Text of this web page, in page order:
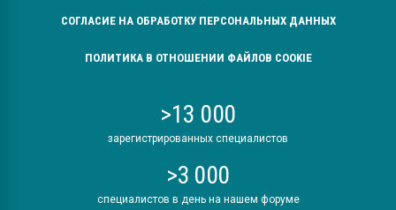
СОГЛАСИЕ НА ОБРАБОТКУ ПЕРСОНАЛЬНЫХ ДАННЫХ
ПОЛИТИКА В ОТНОШЕНИИ ФАЙЛОВ COOKIE
>13 000
зарегистрированных специалистов
>3 000
специалистов в день на нашем форуме